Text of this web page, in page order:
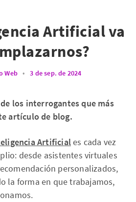
Artificial va
Web • 3 de sep. de 2024
los interrogantes que más
artículo de blog.
Artificiales cada vez
desde asistentes virtuales
personalizados,
la forma en que trabajamos,